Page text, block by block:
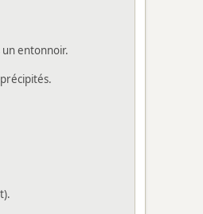
un entonnoir.